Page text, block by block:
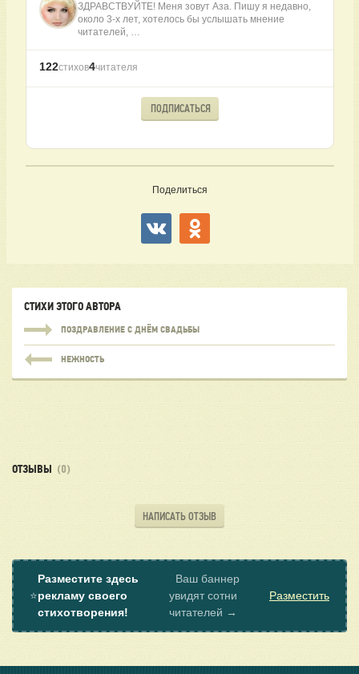
ЗДРАВСТВУЙТЕ! Меня зовут Аза. Пишу я недавно,
около 3-х лет, хотелось бы услышать мнение
читателей, …
122стихов4читателя
ПОДПИСАТЬСЯ
Поделиться
СТИХИ ЭТОГО АВТОРА
ПОЗДРАВЛЕНИЕ С ДНЁМ СВАДЬБЫ
НЕЖНОСТЬ
ОТЗЫВЫ (0)
НАПИСАТЬ ОТЗЫВ
⭐
Разместите здесь
рекламу своего
стихотворения!
Ваш баннер
увидят сотни
читателей →
Разместить